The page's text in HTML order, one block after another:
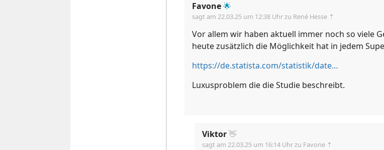
Favone🌟
sagt am 22.03.25 um 12:38 Uhrzu René Hesse ⇡
Vor allem wir haben aktuell immer noch so viele
heute zusätzlich die Möglichkeit hat in jedem
https://de.statista.com/statistik/daten/studie/6703/umfrage/anzahl-der-geldautomaten-in-deutschland-seit-dem-jahr-1996/
Luxusproblem die die Studie beschreibt.
Viktor👋
sagt am 22.03.25 um 16:14 Uhrzu Favone ⇡